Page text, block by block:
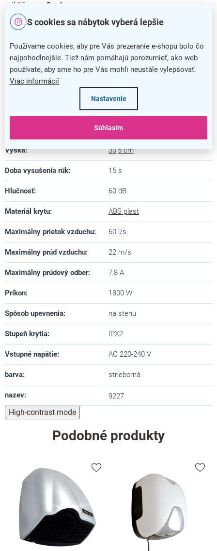
S cookies sa nábytok vyberá lepšie
Používame cookies, aby pre Vás prezeranie e-shopu bolo čo
najpohodlnejšie. Tiež nám pomáhajú porozumieť, ako web
používate, aby sme ho pre Vás mohli neustále vylepšovať.
Viac informácií
Nastavenie
Súhlasím
približne na 8 rokov
Dodatočné parametre
Kategória: Teplovzdušné sušiče rúk
Farba: strieborná
5 rokov
26,2 cm
16,5 cm
Výška: 30,5 cm
Doba vysušenia rúk: 15 s
Hlučnosť: 60 dB
Materiál krytu: ABS plast
Maximálny prietok vzduchu: 60 l/s
Maximálny prúd vzduchu: 22 m/s
Maximálny prúdový odber: 7,8 A
Príkon: 1800 W
Spôsob upevnenia: na stenu
Stupeň krytia: IPX2
Vstupné napätie: AC 220-240 V
barva: strieborná
nazev: 9227
High-contrast mode
Podobné produkty